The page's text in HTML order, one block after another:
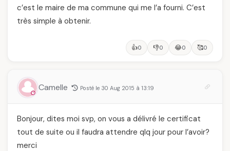
c’est le maire de ma commune qui me l’a fourni. C’est
très simple à obtenir.
👍0 👎0 😂0 🥰0
Camelle Posté le 30 Aug 2015 à 13:19
Bonjour, dites moi svp, on vous a délivré le certificat
tout de suite ou il faudra attendre qlq jour pour l’avoir?
merci